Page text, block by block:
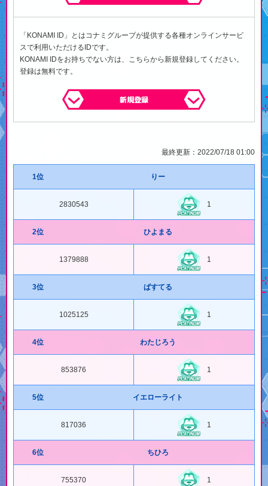
「KONAMI ID」とはコナミグループが提供する各種オンラインサービ
スで利用いただけるIDです。
KONAMI IDをお持ちでない方は、こちらから新規登録してください。
登録は無料です。
新規登録
最終更新：2022/07/18 01:00
1位 りー
2830543 1
2位 ひよまる
1379888 1
3位 ぱすてる
1025125 1
4位 わたじろう
853876 1
5位 イエローライト
817036 1
6位 ちひろ
755370 1